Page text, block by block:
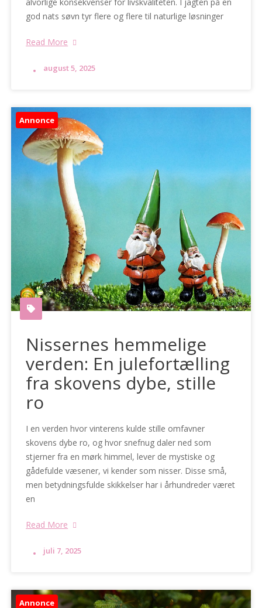
god nats søvn tyr flere og flere til naturlige løsninger
Read More
august 5, 2025
Annonce
Nissernes hemmelige
verden: En julefortælling
fra skovens dybe, stille
ro
I en verden hvor vinterens kulde stille omfavner
skovens dybe ro, og hvor snefnug daler ned som
stjerner fra en mørk himmel, lever de mystiske og
gådefulde væsener, vi kender som nisser. Disse små,
men betydningsfulde skikkelser har i århundreder været
en
Read More
juli 7, 2025
Annonce